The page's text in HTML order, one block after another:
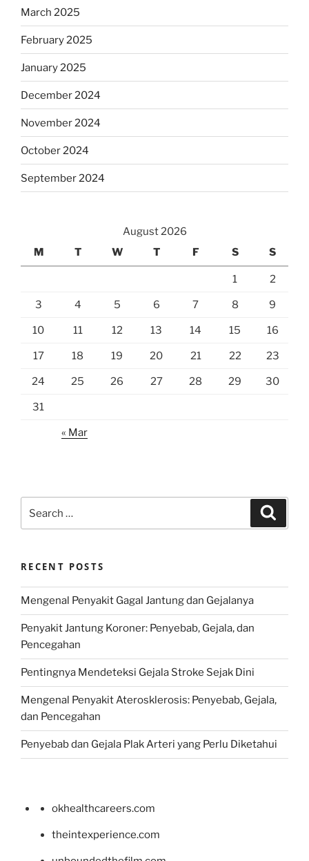
March 2025
February 2025
January 2025
December 2024
November 2024
October 2024
September 2024
August 2026
M
T W T F S S
1 2
3 4 5 6 7 8 9
10 11 12 13 14 15 16
17 18 19 20 21 22 23
24 25 26 27 28 29 30
31
« Mar
for:
RECENT POSTS
Mengenal Penyakit Gagal Jantung dan Gejalanya
Penyakit Jantung Koroner: Penyebab, Gejala, dan
Pencegahan
Pentingnya Mendeteksi Gejala Stroke Sejak Dini
Mengenal Penyakit Aterosklerosis: Penyebab, Gejala,
dan Pencegahan
Penyebab dan Gejala Plak Arteri yang Perlu Diketahui
okhealthcareers.com
theintexperience.com